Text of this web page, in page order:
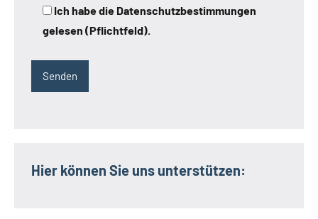
Ich habe die Datenschutzbestimmungen
gelesen (Pflichtfeld).
Hier können Sie uns unterstützen: